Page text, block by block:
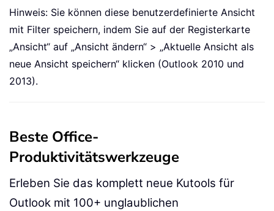
Hinweis: Sie können diese benutzerdefinierte Ansicht
mit Filter speichern, indem Sie auf der Registerkarte
„Ansicht“ auf „Ansicht ändern“ > „Aktuelle Ansicht als
neue Ansicht speichern“ klicken (Outlook 2010 und
2013).
Beste Office-
Produktivitätswerkzeuge
Erleben Sie das komplett neue Kutools für
Outlook mit 100+ unglaublichen